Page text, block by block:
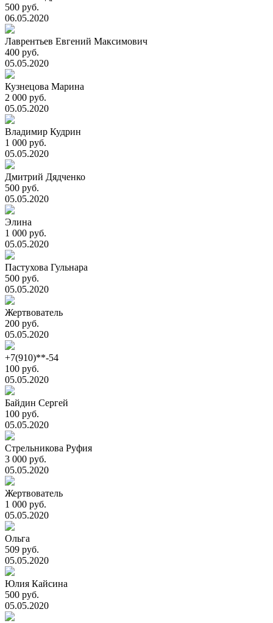
500 руб.
06.05.2020
Лаврентьев Евгений Максимович
400 руб.
05.05.2020
Кузнецова Марина
2 000 руб.
05.05.2020
Владимир Кудрин
1 000 руб.
05.05.2020
Дмитрий Дядченко
500 руб.
05.05.2020
Элина
1 000 руб.
05.05.2020
Пастухова Гульнара
500 руб.
05.05.2020
Жертвователь
200 руб.
05.05.2020
+7(910)**-54
100 руб.
05.05.2020
Байдин Сергей
100 руб.
05.05.2020
Стрельникова Руфия
3 000 руб.
05.05.2020
Жертвователь
1 000 руб.
05.05.2020
Ольга
509 руб.
05.05.2020
Юлия Кайсина
500 руб.
05.05.2020